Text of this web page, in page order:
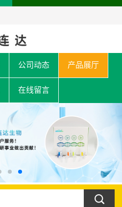
公司动态 产品展厅
在线留言